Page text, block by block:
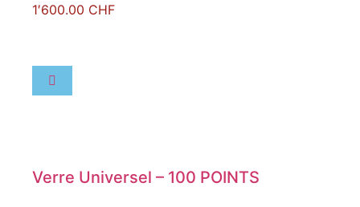
1′600.00 CHF
Verre Universel – 100 POINTS